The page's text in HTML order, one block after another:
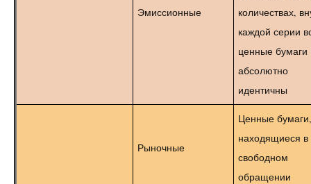
Эмиссионные
количествах,
каждой серии
ценные бумаги
абсолютно
идентичны
Рыночные
Ценные бумаги,
находящиеся в
свободном
обращении